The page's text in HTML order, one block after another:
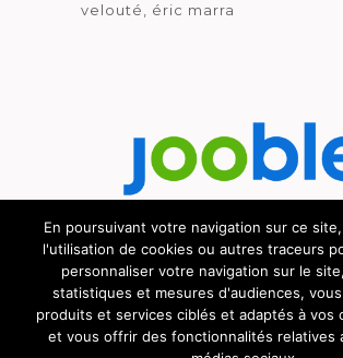
velouté
éric marra
Découvrez le métier de la
En poursuivant votre navigation sur ce
l'utilisation de cookies ou autres traceurs
personnaliser votre navigation sur le
statistiques et mesures d'audiences,
produits et services ciblés et adaptés à vos
et vous offrir des fonctionnalités relatives